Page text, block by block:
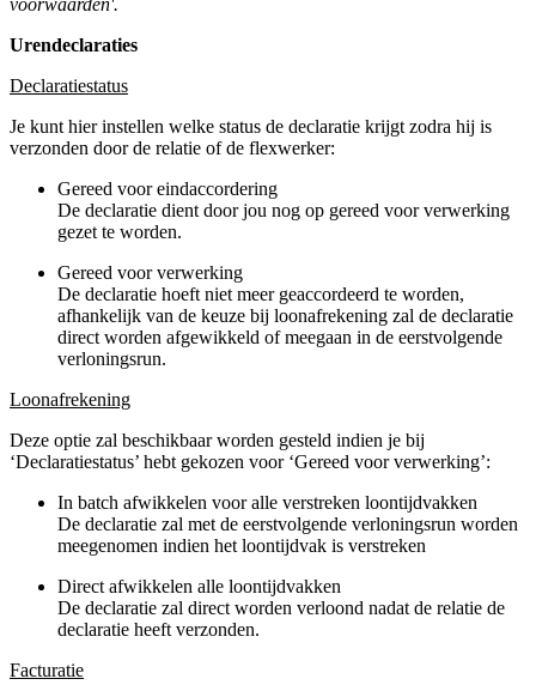
Urendeclaraties
Declaratiestatus
Je kunt hier instellen welke status de declaratie krijgt zodra hij is
verzonden door de relatie of de flexwerker:
Gereed voor eindaccordering
De declaratie dient door jou nog op gereed voor verwerking
gezet te worden.
Gereed voor verwerking
De declaratie hoeft niet meer geaccordeerd te worden,
afhankelijk van de keuze bij loonafrekening zal de declaratie
direct worden afgewikkeld of meegaan in de eerstvolgende
verloningsrun.
Loonafrekening
Deze optie zal beschikbaar worden gesteld indien je bij
‘Declaratiestatus’ hebt gekozen voor ‘Gereed voor verwerking’:
In batch afwikkelen voor alle verstreken loontijdvakken
De declaratie zal met de eerstvolgende verloningsrun worden
meegenomen indien het loontijdvak is verstreken
Direct afwikkelen alle loontijdvakken
De declaratie zal direct worden verloond nadat de relatie de
declaratie heeft verzonden.
Facturatie